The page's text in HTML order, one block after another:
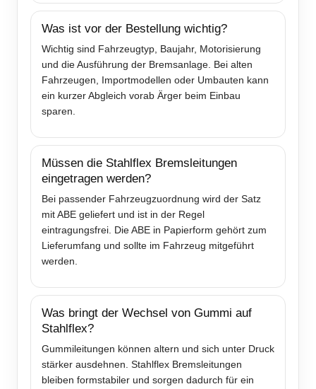
Was ist vor der Bestellung wichtig?
Wichtig sind Fahrzeugtyp, Baujahr, Motorisierung
und die Ausführung der Bremsanlage. Bei alten
Fahrzeugen, Importmodellen oder Umbauten kann
ein kurzer Abgleich vorab Ärger beim Einbau
sparen.
Müssen die Stahlflex Bremsleitungen
eingetragen werden?
Bei passender Fahrzeugzuordnung wird der Satz
mit ABE geliefert und ist in der Regel
eintragungsfrei. Die ABE in Papierform gehört zum
Lieferumfang und sollte im Fahrzeug mitgeführt
werden.
Was bringt der Wechsel von Gummi auf
Stahlflex?
Gummileitungen können altern und sich unter Druck
stärker ausdehnen. Stahlflex Bremsleitungen
bleiben formstabiler und sorgen dadurch für ein